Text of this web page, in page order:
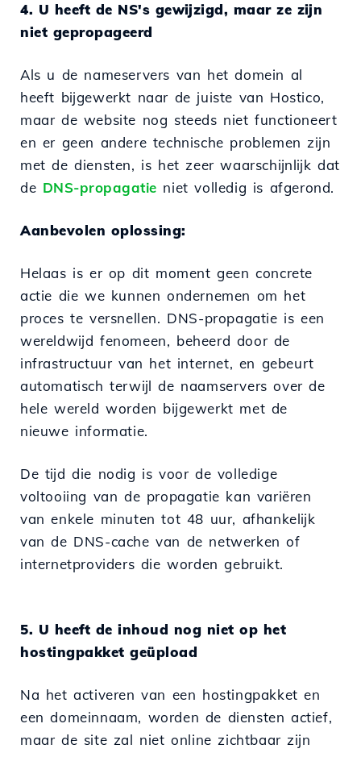
4. U heeft de NS's gewijzigd, maar ze zijn
niet gepropageerd
Als u de nameservers van het domein al
heeft bijgewerkt naar de juiste van Hostico,
maar de website nog steeds niet functioneert
en er geen andere technische problemen zijn
met de diensten, is het zeer waarschijnlijk dat
de DNS-propagatie niet volledig is afgerond.
Aanbevolen oplossing:
Helaas is er op dit moment geen concrete
actie die we kunnen ondernemen om het
proces te versnellen. DNS-propagatie is een
wereldwijd fenomeen, beheerd door de
infrastructuur van het internet, en gebeurt
automatisch terwijl de naamservers over de
hele wereld worden bijgewerkt met de
nieuwe informatie.
De tijd die nodig is voor de volledige
voltooiing van de propagatie kan variëren
van enkele minuten tot 48 uur, afhankelijk
van de DNS-cache van de netwerken of
internetproviders die worden gebruikt.
5. U heeft de inhoud nog niet op het
hostingpakket geüpload
Na het activeren van een hostingpakket en
een domeinnaam, worden de diensten actief,
maar de site zal niet online zichtbaar zijn